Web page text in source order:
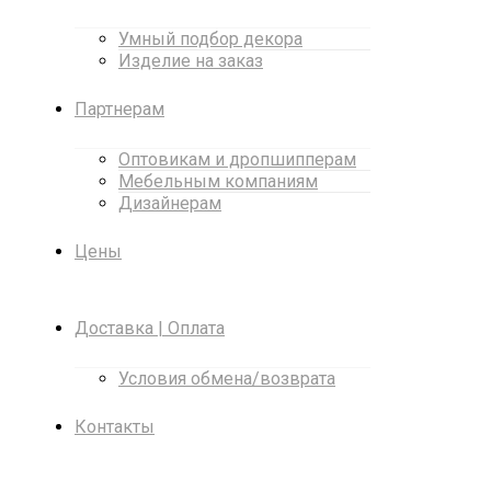
Умный подбор декора
Изделие на заказ
Партнерам
Оптовикам и дропшипперам
Мебельным компаниям
Дизайнерам
Цены
Доставка | Оплата
Условия обмена/возврата
Контакты